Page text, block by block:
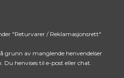
"Returvarer / Reklamasjonsrett"
grunn av manglende henvendelser
Du henvises til e-post eller chat.